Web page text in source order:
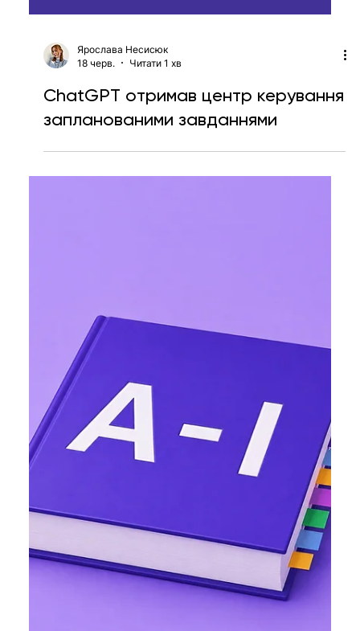
Ярослава Несисюк
ChatGPT отримав центр керування
запланованими завданнями